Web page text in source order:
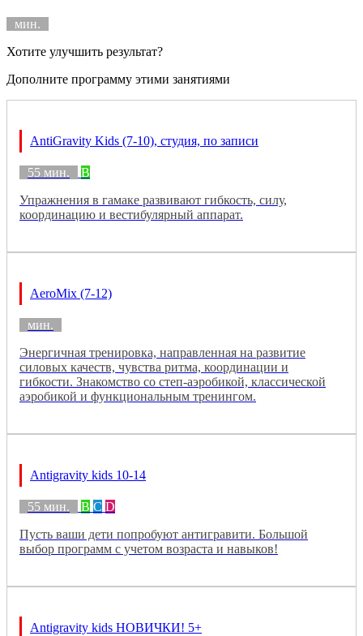
мин.
Хотите улучшить результат?
Дополните программу этими занятиями
AntiGravity Kids (7-10), студия, по записи
55 мин.
B
Упражнения в гамаке развивают гибкость, силу,
координацию и вестибулярный аппарат.
AeroMix (7-12)
мин.
Энергичная тренировка, направленная на развитие
силовых качеств, чувства ритма, координации и
гибкости. Знакомство со степ-аэробикой, классической
аэробикой и функциональным тренингом.
Antigravity kids 10-14
55 мин. B C D
Пусть ваши дети попробуют антигравити. Большой
выбор программ с учетом возраста и навыков!
Antigravity kids НОВИЧКИ! 5+